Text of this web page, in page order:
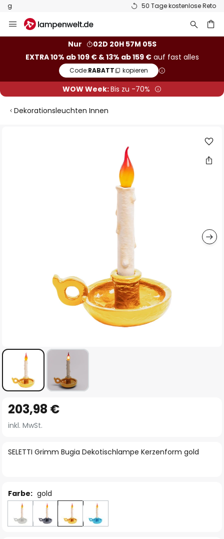
50 Tage kostenlose Retoure
Inhalt
Nur
02D 20H 57M 05S
EXTRA 10% ab 109 € & 13% ab 159 €auf fast alles
Code:RABATT kopieren
WOW Week:Bis zu -70%
Dekorationsleuchten Innen
Anfang
der
springen
SELETTI Grimm Bugia Dekotischlampe Kerzenform gold
203,98 €
inkl. MwSt.
Farbe: gold